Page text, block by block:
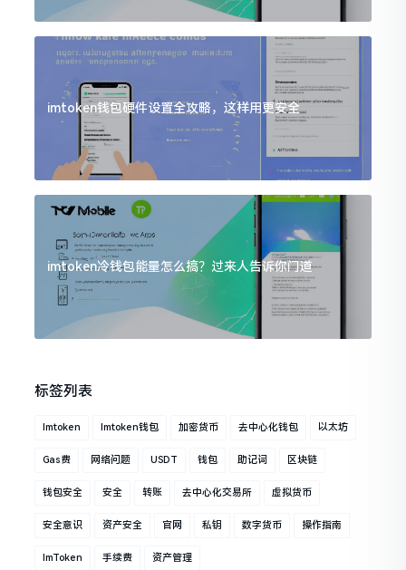
imtoken钱包硬件设置全攻略，这样用更安全
imtoken冷钱包能量怎么搞？过来人告诉你门道
标签列表
Imtoken Imtoken钱包 加密货币 去中心化钱包 以太坊
Gas费 网络问题 USDT 钱包 助记词 区块链
钱包安全 安全 转账 去中心化交易所 虚拟货币
安全意识 资产安全 官网 私钥 数字货币 操作指南
ImToken 手续费 资产管理